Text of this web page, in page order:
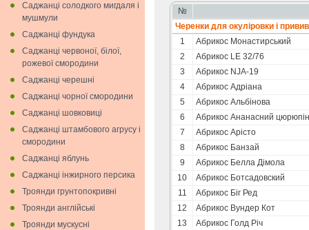
№
Черенки для окулiровки i
1
Абрикоc Монастирський
2
Абрикос LE 32/76
3
Абрикос NJA-19
4
Абрикос Адріана
5
Абрикос Альбінова
6
Абрикос Ананасний
7
Абрикос Арісто
8
Абрикос Банзай
9
Абрикос Белла Дімола
10
Абрикос Ботсадовский
11
Абрикос Біг Ред
12
Абрикос Вундер Кот
13
Абрикос Голд Річ
Саджанці солодкого мигдаля i
мушмули
Саджанці фундука
Саджанці червоної, білої,
рожевої смородини
Саджанці черешні
Саджанці чорної смородини
Саджанці шовковиці
Саджанці штамбового агрусу і
смородини
Саджанці яблунь
Саджанці інжирного персика
Троянди грунтопокривні
Троянди англійські
Троянди мускуснi